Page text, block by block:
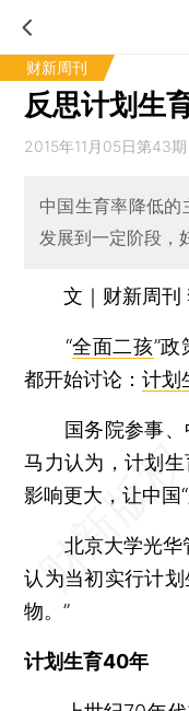
财新周刊
反思计划生
2015年11月05日第43期
中国生育率降低
发展到一定阶段，
文｜财新周刊
“全面二孩”
都开始讨论：计划
国务院参事、
马力认为，计划
影响更大，让中国
北京大学光华
认为当初实行计
物。”
计划生育40年